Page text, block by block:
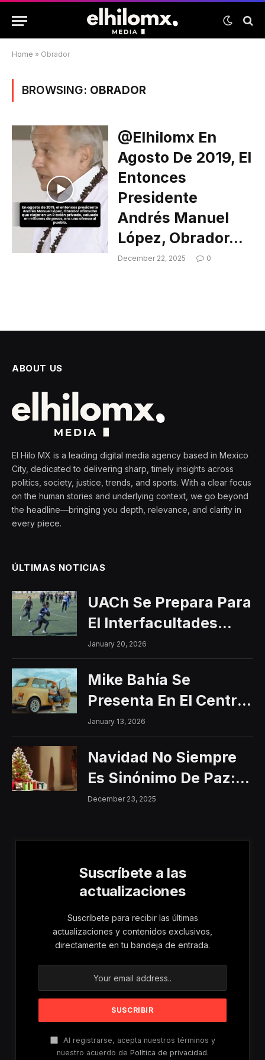
Home » Obrador
BROWSING: OBRADOR
@elhilomx En
Agosto De 2019, El
Entonces
Presidente
Andrés Manuel
López, Obrador…
December 22, 2025 0
ABOUT US
El Hilo MX is a leading digital media agency based in Mexico
City, dedicated to delivering sharp, timely insights across
politics, society, justice, trends, and sports. With a clear focus
on the human stories and underlying context, we go beyond
the headline—bringing you depth, relevance, and clarity in
every piece.
ÚLTIMAS NOTICIAS
UACh Se Prepara Para
El Interfacultades
2026
January 20, 2026
Mike Bahía Se
Presenta En El Centro
Histórico Con Un
Concierto Gratuito
January 13, 2026
Navidad No Siempre
Es Sinónimo De Paz:
Aumentan Los
Para Mujeres Y Niñas
December 23, 2025
Suscríbete a las
actualizaciones
Suscríbete para recibir las últimas
actualizaciones y contenidos exclusivos,
directamente en tu bandeja de entrada.
Al registrarse, acepta nuestros términos y
nuestro acuerdo de Política de privacidad.